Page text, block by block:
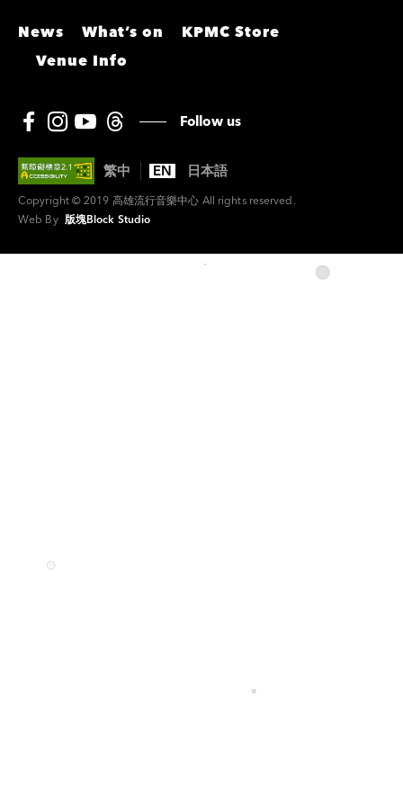
News What’s on
KPMC Store
Venue Info
Follow us
Copyright © 2019 高雄流行音樂中心 All rights reserved.
Web By 版塊Block Studio
繁中 EN 日本語